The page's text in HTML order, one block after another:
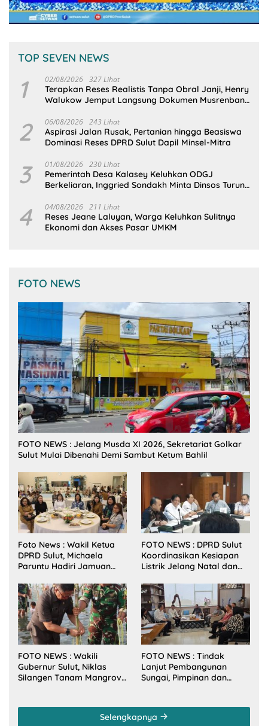
TOP SEVEN NEWS
1 02/08/2026 327 Lihat
Terapkan Reses Realistis Tanpa Obral Janji, Henry
Walukow Jemput Langsung Dokumen Musrenbang
2 06/08/2026 243 Lihat
Aspirasi Jalan Rusak, Pertanian hingga Beasiswa
Dominasi Reses DPRD Sulut Dapil Minsel-Mitra
3 01/08/2026 230 Lihat
Pemerintah Desa Kalasey Keluhkan ODGJ
Berkeliaran, Inggried Sondakh Minta Dinsos Turun
4 04/08/2026 211 Lihat
Reses Jeane Laluyan, Warga Keluhkan Sulitnya
Ekonomi dan Akses Pasar UMKM
FOTO NEWS
FOTO NEWS : Jelang Musda XI 2026, Sekretariat Golkar
Sulut Mulai Dibenahi Demi Sambut Ketum Bahlil
Foto News : Wakil Ketua
DPRD Sulut, Michaela
Paruntu Hadiri Jamuan
Sulut Bersama Wamenkes
RI
FOTO NEWS : DPRD Sulut
Koordinasikan Kesiapan
Listrik Jelang Natal dan
FOTO NEWS : Wakili
Gubernur Sulut, Niklas
Silangen Tanam Mangrove
FOTO NEWS : Tindak
Lanjut Pembangunan
Sungai, Pimpinan dan
Kementerian PU-RI
Selengkapnya